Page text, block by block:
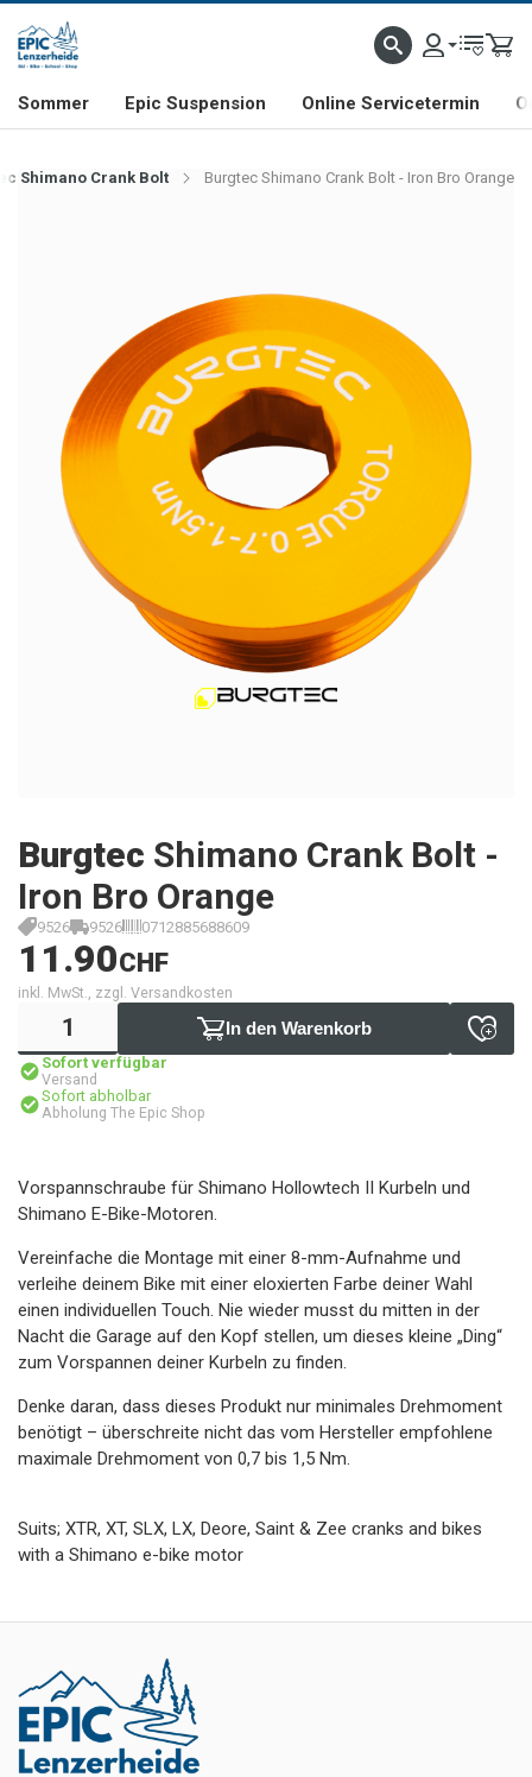
& FREERIDE-SPEZIALIST SCHWEIZER FIRMA SHOP & SHOWROOM IN
Sommer Epic Suspension Online Servicetermin
Shimano Crank Bolt Burgtec Shimano Crank Bolt - Iron Bro Orange
Burgtec Shimano Crank Bolt -
Iron Bro Orange
9526 9526 0712885688609
11.90CHF
inkl. MwSt., zzgl. Versandkosten
In den Warenkorb
Sofort verfügbar
Versand
Sofort abholbar
Abholung The Epic Shop
Vorspannschraube für Shimano Hollowtech II Kurbeln und
Shimano E-Bike-Motoren.
Vereinfache die Montage mit einer 8-mm-Aufnahme und
verleihe deinem Bike mit einer eloxierten Farbe deiner Wahl
einen individuellen Touch. Nie wieder musst du mitten in der
Nacht die Garage auf den Kopf stellen, um dieses kleine „Ding“
zum Vorspannen deiner Kurbeln zu finden.
Denke daran, dass dieses Produkt nur minimales Drehmoment
benötigt – überschreite nicht das vom Hersteller empfohlene
maximale Drehmoment von 0,7 bis 1,5 Nm.
Suits; XTR, XT, SLX, LX, Deore, Saint & Zee cranks and bikes
with a Shimano e-bike motor